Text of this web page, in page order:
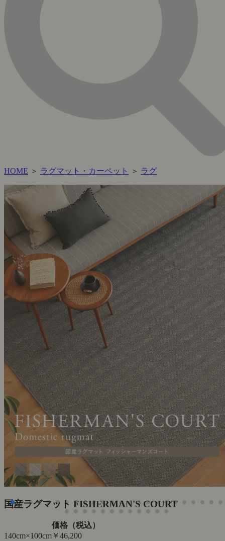
HOME ＞ ラグマット・カーペット ＞ ラグ
国産ラグマット FISHERMAN'S COURT
価格（税込）
140cm×100cm ￥46,200